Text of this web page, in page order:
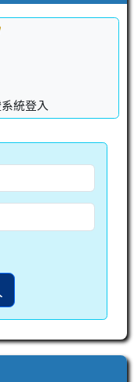
統登入